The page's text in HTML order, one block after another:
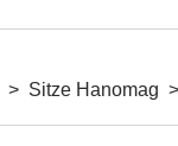
> Sitze Hanomag >